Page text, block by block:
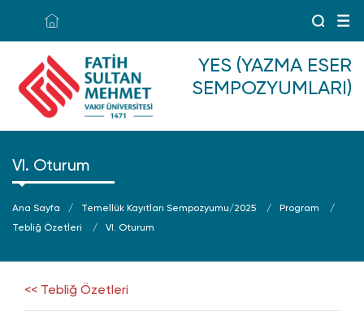
YES (YAZMA ESER
SEMPOZYUMLARI)
VI. Oturum
Ana Sayfa Temellük Kayıtları Sempozyumu/2025
Program
Tebliğ Özetleri
VI. Oturum
<< Tebliğ Özetleri